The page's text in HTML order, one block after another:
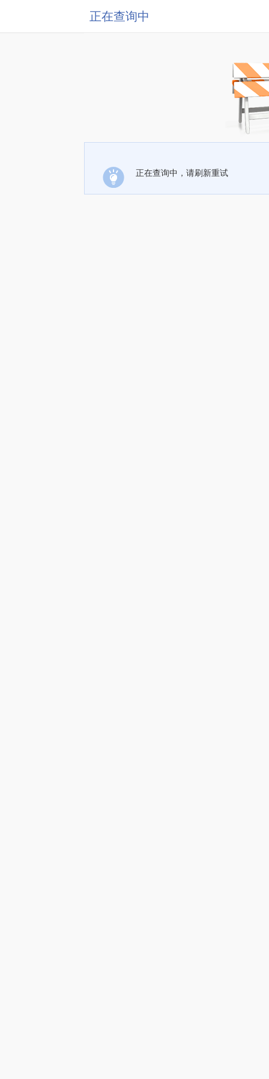
正在查询中
正在查询中，请刷新重试